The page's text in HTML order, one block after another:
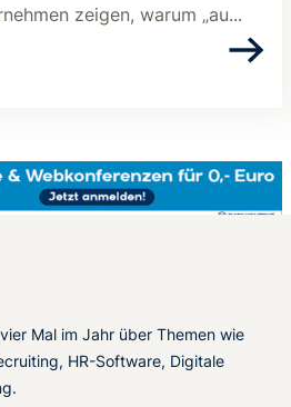
zeigen, warum „au...
Mal im Jahr über Themen wie
HR-Software, Digitale